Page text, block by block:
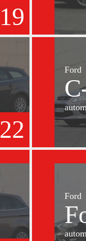
19
22
Ford
Ford